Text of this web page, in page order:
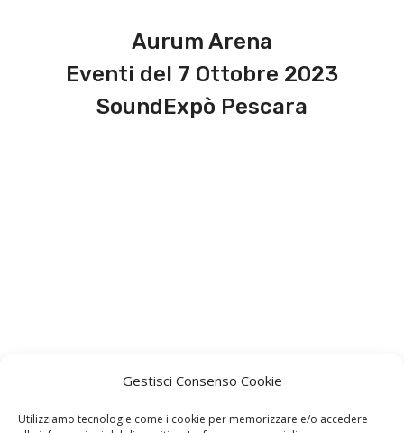
Gestisci Consenso Cookie
Utilizziamo tecnologie come i cookie per memorizzare e/o accedere
Aurum Arena
Eventi del 7 Ottobre 2023
SoundExpò Pescara